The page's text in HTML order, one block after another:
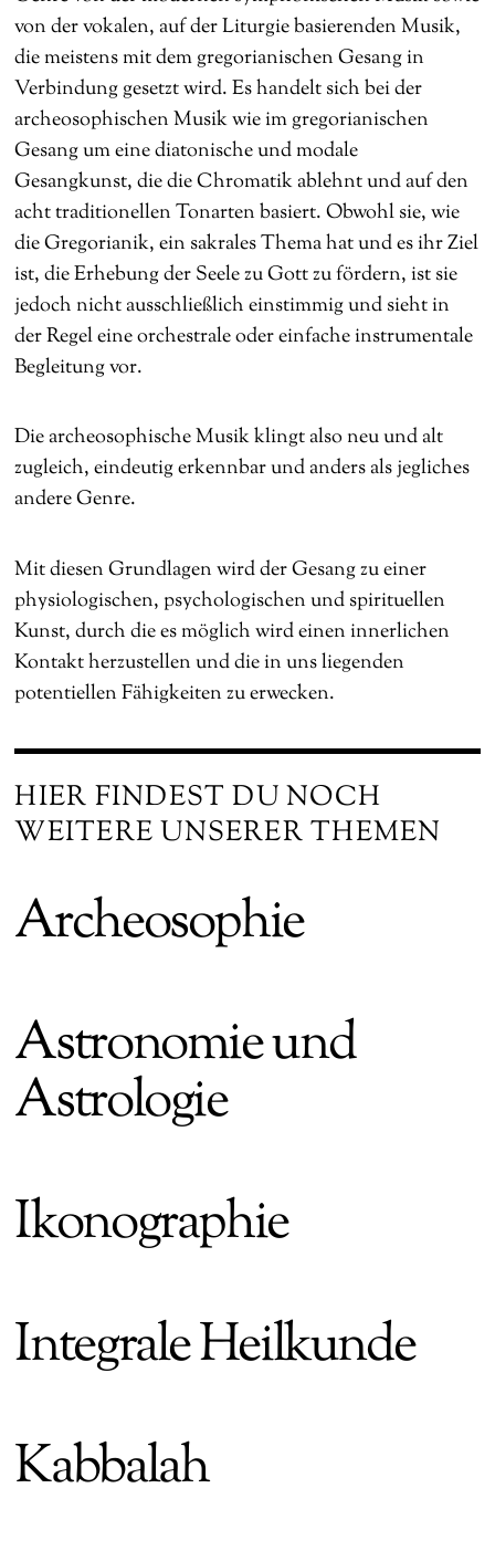
von der vokalen, auf der Liturgie basierenden Musik,
die meistens mit dem gregorianischen Gesang in
Verbindung gesetzt wird. Es handelt sich bei der
archeosophischen Musik wie im gregorianischen
Gesang um eine diatonische und modale
Gesangkunst, die die Chromatik ablehnt und auf den
acht traditionellen Tonarten basiert. Obwohl sie, wie
die Gregorianik, ein sakrales Thema hat und es ihr Ziel
ist, die Erhebung der Seele zu Gott zu fördern, ist sie
jedoch nicht ausschließlich einstimmig und sieht in
der Regel eine orchestrale oder einfache instrumentale
Begleitung vor.
Die archeosophische Musik klingt also neu und alt
zugleich, eindeutig erkennbar und anders als jegliches
andere Genre.
Mit diesen Grundlagen wird der Gesang zu einer
physiologischen, psychologischen und spirituellen
Kunst, durch die es möglich wird einen innerlichen
Kontakt herzustellen und die in uns liegenden
potentiellen Fähigkeiten zu erwecken.
HIER FINDEST DU NOCH
WEITERE UNSERER THEMEN
Archeosophie
Astronomie und
Astrologie
Ikonographie
Integrale Heilkunde
Kabbalah